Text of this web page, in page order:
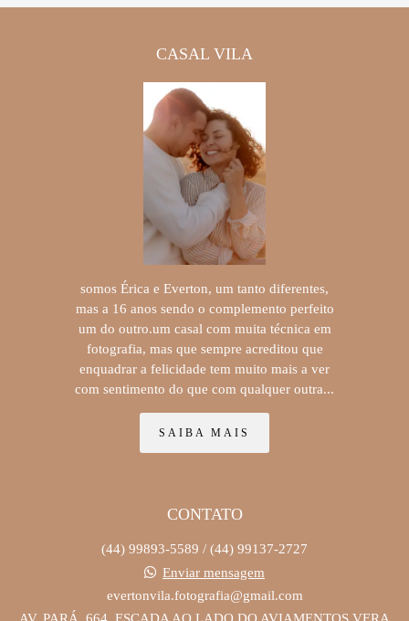
CASAL VILA
somos Érica e Everton, um tanto diferentes,
mas a 16 anos sendo o complemento perfeito
um do outro.um casal com muita técnica em
fotografia, mas que sempre acreditou que
enquadrar a felicidade tem muito mais a ver
com sentimento do que com qualquer outra...
SAIBA MAIS
CONTATO
(44) 99893-5589 / (44) 99137-2727
Enviar mensagem
evertonvila.fotografia@gmail.com